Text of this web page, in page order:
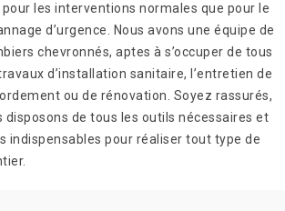
pour les interventions normales que pour le
d’urgence. Nous avons une équipe de
chevronnés, aptes à s’occuper de tous
d’installation sanitaire, l’entretien de
ou de rénovation. Soyez rassurés,
disposons de tous les outils nécessaires et
indispensables pour réaliser tout type de